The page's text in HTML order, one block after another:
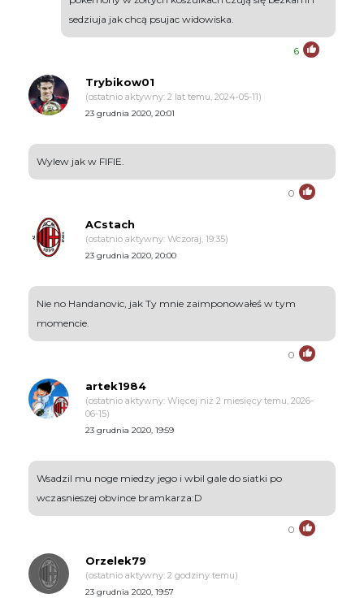
sedziuja jak chcą psujac widowiska.
6
Trybikow01
(ostatnio aktywny: 2 lat temu, 2024-05-11)
23 grudnia 2020, 20:01
Wylew jak w FIFIE.
0
ACstach
(ostatnio aktywny: Wczoraj, 19:35)
23 grudnia 2020, 20:00
Nie no Handanovic, jak Ty mnie zaimponowałeś w tym
momencie.
0
artek1984
(ostatnio aktywny: Więcej niż 2 miesięcy temu, 2026-
06-15)
23 grudnia 2020, 19:59
Wsadzil mu noge miedzy jego i wbil gale do siatki po
wczasnieszej obvince bramkarza:D
0
Orzelek79
(ostatnio aktywny: 2 godziny temu)
23 grudnia 2020, 19:57